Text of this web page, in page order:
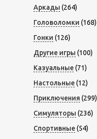
Аркады (264)
Головоломки (168)
Гонки (126)
Другие игры (100)
Казуальные(71)
Настольные(12)
Приключения (299)
Симуляторы (236)
Спортивные(54)